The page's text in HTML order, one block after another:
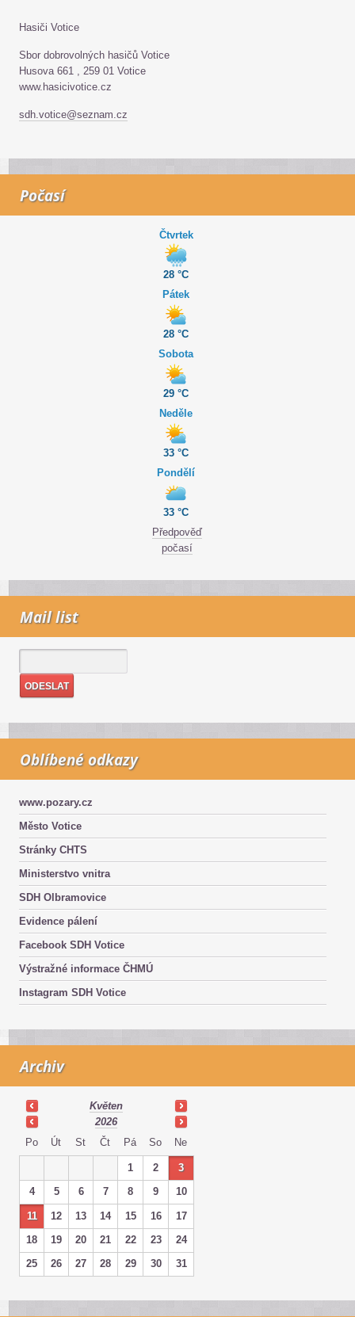
Hasiči Votice
Sbor dobrovolných hasičů Votice
Husova 661 , 259 01 Votice
www.hasicivotice.cz
sdh.votice@seznam.cz
Počasí
Čtvrtek
28 °C
Pátek
28 °C
Sobota
29 °C
Neděle
33 °C
Pondělí
33 °C
Předpověď
počasí
Mail list
Oblíbené odkazy
www.pozary.cz
Město Votice
Stránky CHTS
Ministerstvo vnitra
SDH Olbramovice
Evidence pálení
Facebook SDH Votice
Výstražné informace ČHMÚ
Instagram SDH Votice
Archiv
Květen
2026
Po
Út St Čt Pá So Ne
1 2
3
4
5 6 7 8 9 10
11 12 13 14 15 16
17
18
19 20 21 22 23
24
25
26 27 28 29 30 31